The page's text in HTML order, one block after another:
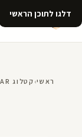
דלגו לתוכן הראשי
קטלוג
ראשי› קטלוג 3D AR